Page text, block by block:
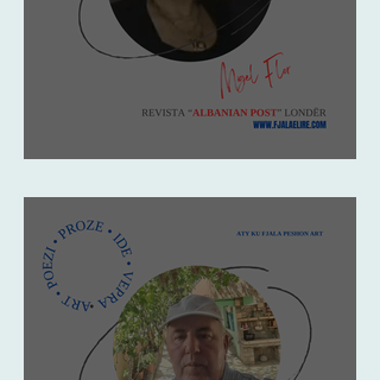
Migel Flor: Impresion